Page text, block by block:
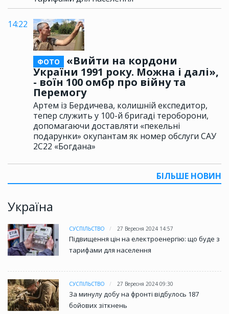
14:22
ФОТО
«Вийти на кордони
України 1991 року. Можна і далі»,
- воїн 100 омбр про війну та
Перемогу
Артем із Бердичева, колишній експедитор,
тепер служить у 100-й бригаді тероборони,
допомагаючи доставляти «пекельні
подарунки» окупантам як номер обслуги САУ
2С22 «Богдана»
БІЛЬШЕ НОВИН
Україна
СУСПІЛЬСТВО 27 Вересня 2024 14:57
Підвищення цін на електроенергію: що буде з
тарифами для населення
СУСПІЛЬСТВО 27 Вересня 2024 09:30
За минулу добу на фронті відбулось 187
бойових зіткнень